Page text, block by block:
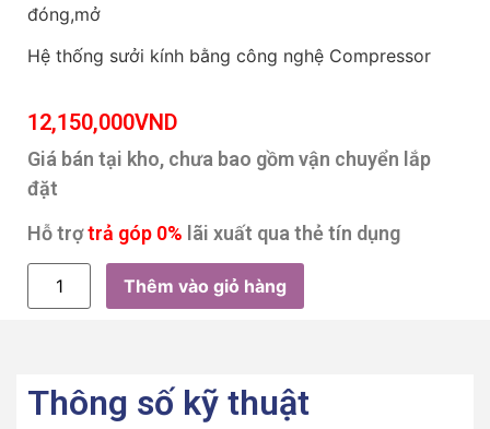
đóng,mở
Hệ thống sưởi kính bằng công nghệ Compressor
12,150,000VND
Giá bán tại kho, chưa bao gồm vận chuyển lắp
đặt
Hỗ trợtrả góp 0% lãi xuất qua thẻ tín dụng
Thêm vào giỏ hàng
Thông số kỹ thuật